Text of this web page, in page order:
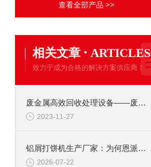
查看全部产品 >>
相关文章 · ARTICLES
致力于成为合格的解决方案供应商！
废金属高效回收处理设备——废钢边角料锤式撕碎机
2023-11-27
铝屑打饼机生产厂家：为何恩派特成为行业优选？
2026-07-22